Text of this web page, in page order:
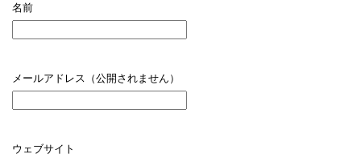
名前
メールアドレス（公開されません）
ウェブサイト